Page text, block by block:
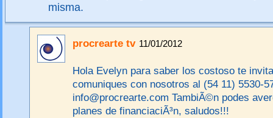
misma.
procrearte tv 11/01/2012
Hola Evelyn para saber los costoso te
comuniques con nosotros al (54 11) 5530-
info@procrearte.com TambiÃ©n podes
planes de financiaciÃ³n, saludos!!!